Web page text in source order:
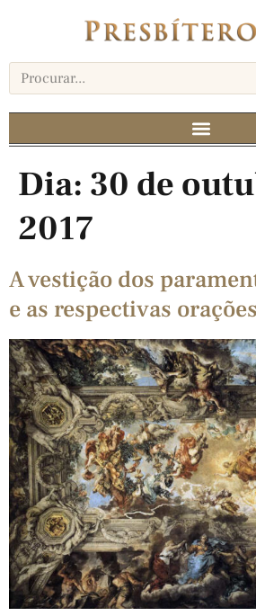
Dia: 30 de
2017
A vestição dos
e as respectivas orações